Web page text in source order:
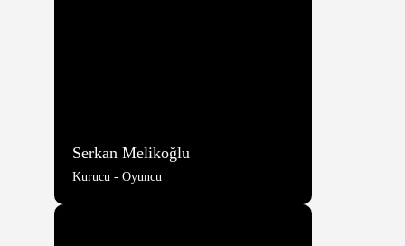
Serkan Melikoğlu
Kurucu - Oyuncu